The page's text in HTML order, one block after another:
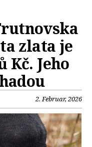
zlata je
Kč. Jeho
2. Februar, 2026